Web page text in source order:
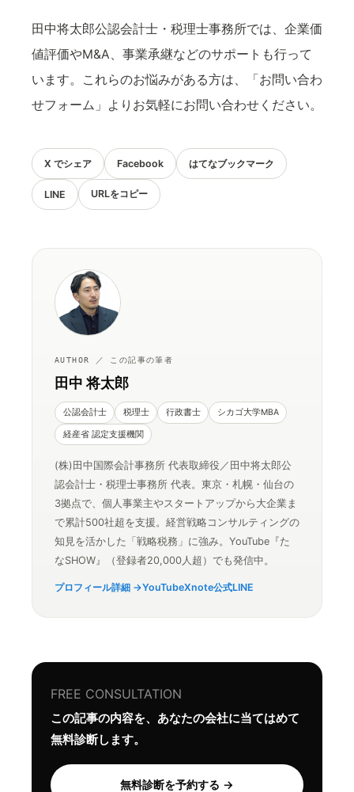
田中将太郎公認会計士・税理士事務所では、企業価
値評価やM&A、事業承継などのサポートも行って
います。これらのお悩みがある方は、「お問い合わ
せフォーム」よりお気軽にお問い合わせください。
X でシェア Facebook はてなブックマーク
LINE URLをコピー
AUTHOR ／ この記事の筆者
田中 将太郎
公認会計士 税理士 行政書士 シカゴ大学MBA
経産省 認定支援機関
(株)田中国際会計事務所 代表取締役／田中将太郎公
認会計士・税理士事務所 代表。東京・札幌・仙台の
3拠点で、個人事業主やスタートアップから大企業ま
で累計500社超を支援。経営戦略コンサルティングの
知見を活かした「戦略税務」に強み。YouTube『た
なSHOW』（登録者20,000人超）でも発信中。
プロフィール詳細 →YouTubeXnote公式LINE
FREE CONSULTATION
この記事の内容を、あなたの会社に当てはめて
無料診断します。
無料診断を予約する →